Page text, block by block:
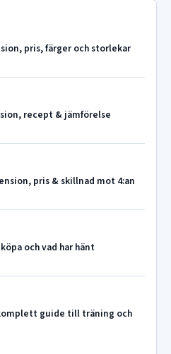
pris, färger och storlekar
recept & jämförelse
pris & skillnad mot 4:an
och vad har hänt
guide till träning och